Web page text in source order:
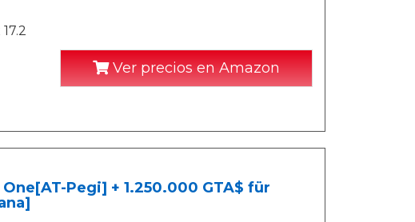
Ver precios en Amazon
Pegi] + 1.250.000 GTA$ für